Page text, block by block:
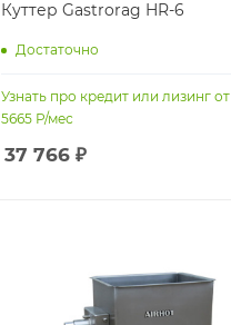
Куттер Gastrorag HR-6
Достаточно
Узнать про кредит или лизинг от
5665Р/мес
37 766₽